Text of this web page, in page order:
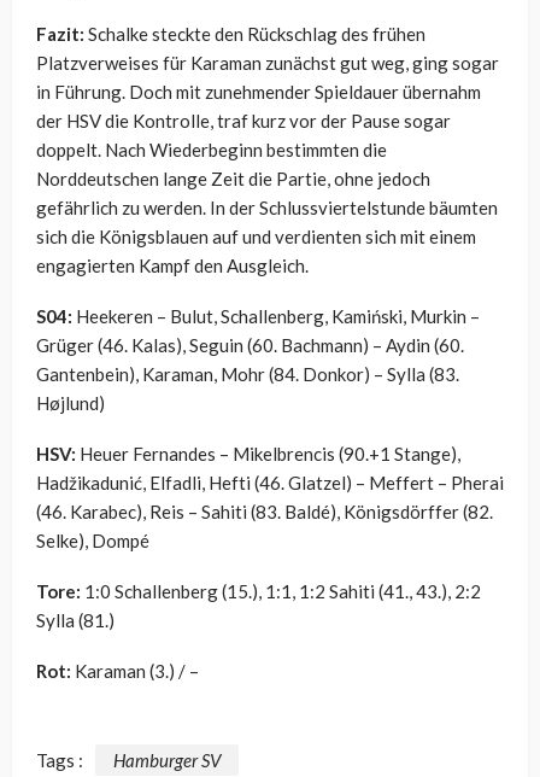
Fazit: Schalke steckte den Rückschlag des frühen
Platzverweises für Karaman zunächst gut weg, ging sogar
in Führung. Doch mit zunehmender Spieldauer übernahm
der HSV die Kontrolle, traf kurz vor der Pause sogar
doppelt. Nach Wiederbeginn bestimmten die
Norddeutschen lange Zeit die Partie, ohne jedoch
gefährlich zu werden. In der Schlussviertelstunde bäumten
sich die Königsblauen auf und verdienten sich mit einem
engagierten Kampf den Ausgleich.
S04: Heekeren – Bulut, Schallenberg, Kamiński, Murkin –
Grüger (46. Kalas), Seguin (60. Bachmann) – Aydin (60.
Gantenbein), Karaman, Mohr (84. Donkor) – Sylla (83.
Højlund)
HSV: Heuer Fernandes – Mikelbrencis (90.+1 Stange),
Hadžikadunić, Elfadli, Hefti (46. Glatzel) – Meffert – Pherai
(46. Karabec), Reis – Sahiti (83. Baldé), Königsdörffer (82.
Selke), Dompé
Tore: 1:0 Schallenberg (15.), 1:1, 1:2 Sahiti (41., 43.), 2:2
Sylla (81.)
Rot: Karaman (3.) / –
Tags : Hamburger SV